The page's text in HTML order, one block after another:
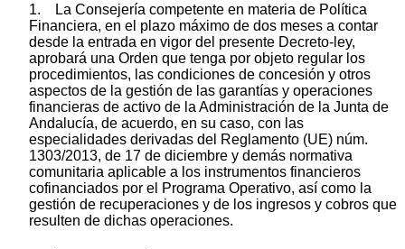
1. La Consejería competente en materia de Política
Financiera, en el plazo máximo de dos meses a contar
desde la entrada en vigor del presente Decreto-ley,
aprobará una Orden que tenga por objeto regular los
procedimientos, las condiciones de concesión y otros
aspectos de la gestión de las garantías y operaciones
financieras de activo de la Administración de la Junta de
Andalucía, de acuerdo, en su caso, con las
especialidades derivadas del Reglamento (UE) núm.
1303/2013, de 17 de diciembre y demás normativa
comunitaria aplicable a los instrumentos financieros
cofinanciados por el Programa Operativo, así como la
gestión de recuperaciones y de los ingresos y cobros que
resulten de dichas operaciones.